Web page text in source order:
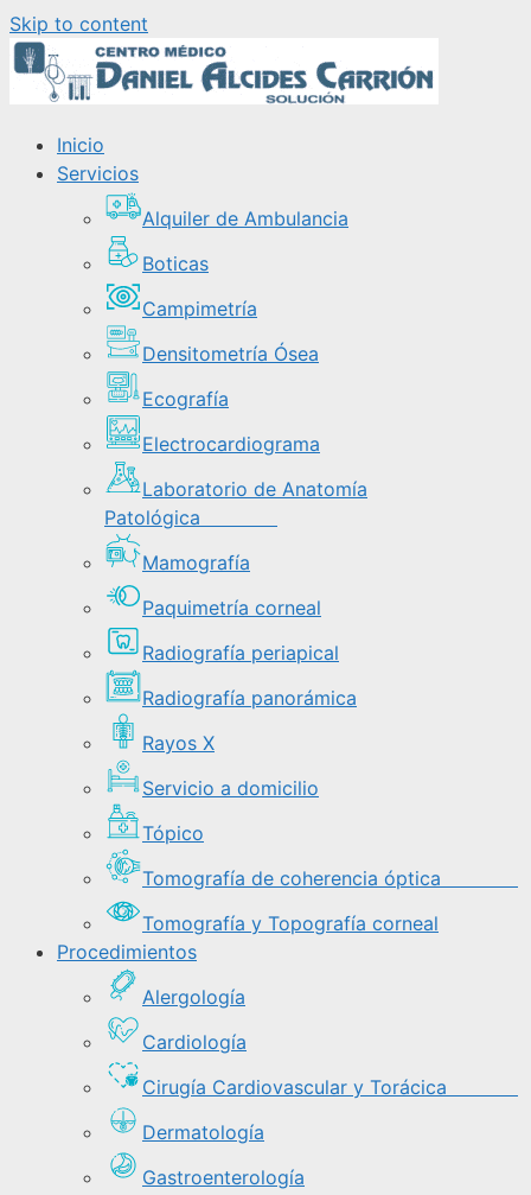
Skip to content
Inicio
Servicios
Alquiler de Ambulancia
Boticas
Campimetría
Densitometría Ósea
Ecografía
Electrocardiograma
Laboratorio de Anatomía
Patológica
Mamografía
Paquimetría corneal
Radiografía periapical
Radiografía panorámica
Rayos X
Servicio a domicilio
Tópico
Tomografía de coherencia óptica
Tomografía y Topografía corneal
Procedimientos
Alergología
Cardiología
Cirugía Cardiovascular y Torácica
Dermatología
Gastroenterología